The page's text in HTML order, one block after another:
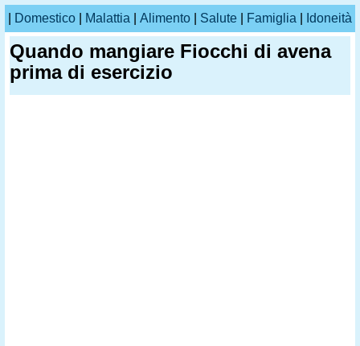
Domestico Malattia Alimento Salute Famiglia Idoneità
Quando mangiare Fiocchi di avena
prima di esercizio